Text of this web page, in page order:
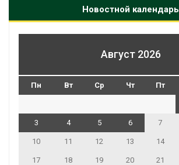
Новостной календарь
Август 2026
Пн Вт Ср Чт Пт
3 4 5 6 7
10 11 12 13 14
17 18 19 20 21